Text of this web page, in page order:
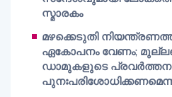
സ്മാരകം
മഴക്കെടുതി
ഏകോപനം വേണം;
ഡാമുകളുടെ